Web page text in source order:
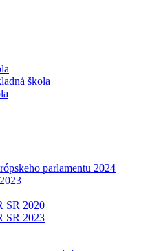
škola
parlamentu 2024
SR 2020
SR 2023